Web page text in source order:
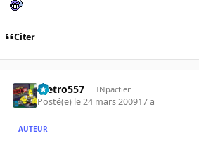
Citer
metro557 INpactien
Posté(e) le 24 mars 200917 a
AUTEUR